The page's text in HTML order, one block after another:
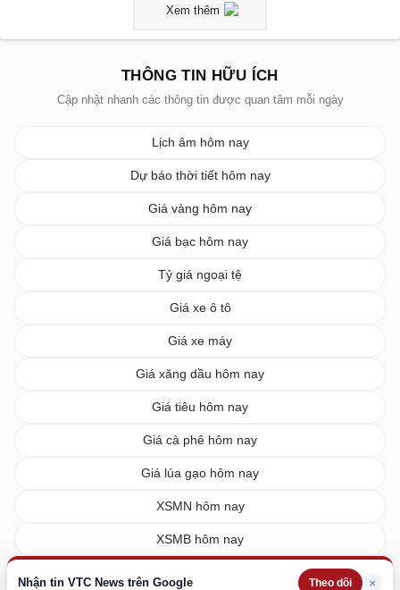
Nhận tin VTC News trên Google Theo dõi ×
Xem thêm
THÔNG TIN HỮU ÍCH
Cập nhật nhanh các thông tin được quan tâm mỗi ngày
Lịch âm hôm nay
Dự báo thời tiết hôm nay
Giá vàng hôm nay
Giá bạc hôm nay
Tỷ giá ngoại tệ
Giá xe ô tô
Giá xe máy
Giá xăng dầu hôm nay
Giá tiêu hôm nay
Giá cà phê hôm nay
Giá lúa gạo hôm nay
XSMN hôm nay
XSMB hôm nay